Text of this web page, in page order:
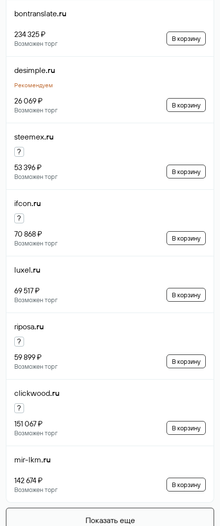
bontranslate.ru
234 325 ₽
Возможен торг
В корзину
desimple.ru
Рекомендуем
26 069 ₽
Возможен торг
В корзину
steemex.ru
?
53 396 ₽
Возможен торг
В корзину
ifcon.ru
?
70 868 ₽
Возможен торг
В корзину
luxel.ru
69 517 ₽
Возможен торг
В корзину
riposa.ru
?
59 899 ₽
Возможен торг
В корзину
clickwood.ru
?
151 067 ₽
Возможен торг
В корзину
mir-lkm.ru
142 674 ₽
Возможен торг
В корзину
Показать еще